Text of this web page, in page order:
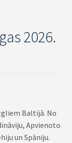
2026.
Baltijā. No
Apvienoto
un Spāniju.